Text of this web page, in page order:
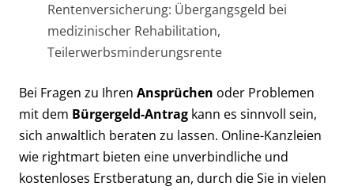
Rentenversicherung: Übergangsgeld bei
medizinischer Rehabilitation,
Teilerwerbsminderungsrente
Bei Fragen zu Ihren Ansprüchen oder Problemen
mit dem Bürgergeld-Antrag kann es sinnvoll sein,
sich anwaltlich beraten zu lassen. Online-Kanzleien
wie rightmart bieten eine unverbindliche und
kostenloses Erstberatung an, durch die Sie in vielen